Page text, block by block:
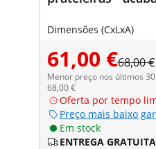
Dimensões (CxLxA)
61,00 €68,00 €
Menor preço nos últimos
68,00 €
Oferta por tempo
Preço mais baixo
Em stock
ENTREGA GRATUITA